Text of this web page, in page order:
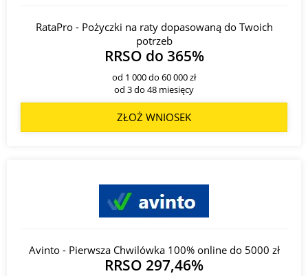
RataPro - Pożyczki na raty dopasowaną do Twoich
potrzeb
RRSO do 365%
od 1 000 do 60 000 zł
od 3 do 48 miesięcy
ZŁOŻ WNIOSEK
Avinto - Pierwsza Chwilówka 100% online do 5000 zł
RRSO 297,46%